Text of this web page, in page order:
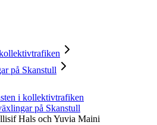
på Skanstull
i kollektivtrafiken
på Skanstull
Hals och Yuvia Maini